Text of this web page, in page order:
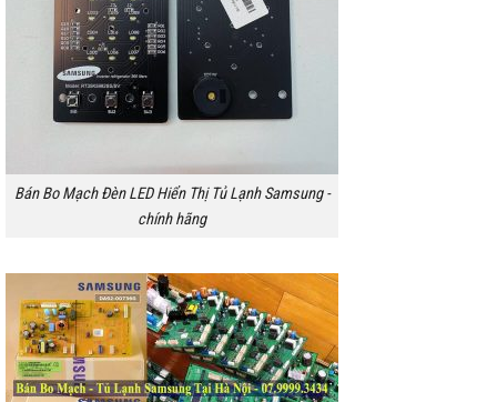
Bán Bo Mạch Đèn LED Hiển Thị Tủ Lạnh Samsung -
chính hãng